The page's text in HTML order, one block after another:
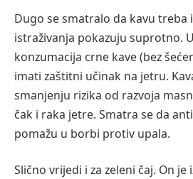
Dugo se smatralo da kavu treba
istraživanja pokazuju suprotno.
konzumacija crne kave (bez
imati zaštitni učinak na jetru.
smanjenju rizika od razvoja
čak i raka jetre. Smatra se da
pomažu u borbi protiv upala.
Slično vrijedi i za zeleni čaj. On